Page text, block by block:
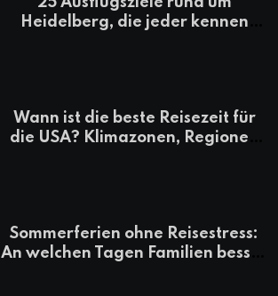
Heidelberg, die jeder kennen
Wann ist die beste Reisezeit für
die USA? Klimazonen, Regionen
Sommerferien ohne Reisestress:
An welchen Tagen Familien besser